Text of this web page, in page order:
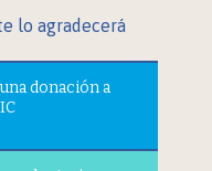
lo agradecerá
donación a